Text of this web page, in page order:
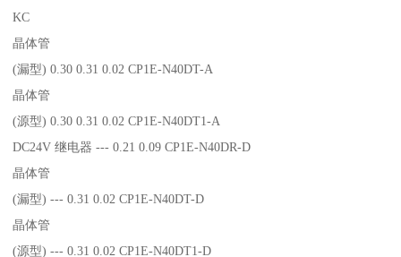
KC
晶体管
(漏型) 0.30 0.31 0.02 CP1E-N40DT-A
晶体管
(源型) 0.30 0.31 0.02 CP1E-N40DT1-A
DC24V 继电器 --- 0.21 0.09 CP1E-N40DR-D
晶体管
(漏型) --- 0.31 0.02 CP1E-N40DT-D
晶体管
(源型) --- 0.31 0.02 CP1E-N40DT1-D